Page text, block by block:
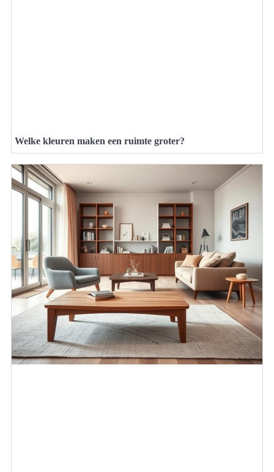
Welke kleuren maken een ruimte groter?